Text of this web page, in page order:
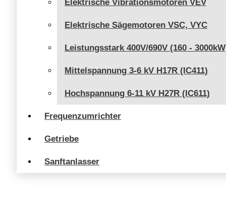
Elektrische Vibrationsmotoren VEV
Elektrische Sägemotoren VSC, VYC
Leistungsstark 400V/690V (160 -
Mittelspannung 3-6 kV H17R (IC411)
Hochspannung 6-11 kV H27R (IC611)
Frequenzumrichter
Getriebe
Sanftanlasser